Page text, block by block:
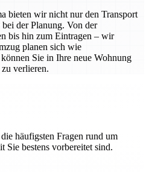
bieten wir nicht nur den Transport
der Planung. Von der
bis hin zum Eintragen – wir
planen sich wie
Sie in Ihre neue Wohnung
verlieren.
häufigsten Fragen rund um
Sie bestens vorbereitet sind.